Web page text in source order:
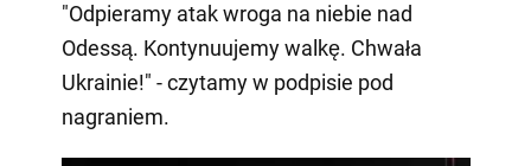
"Odpieramy atak wroga na niebie nad
Odessą. Kontynuujemy walkę. Chwała
Ukrainie!" - czytamy w podpisie pod
nagraniem.